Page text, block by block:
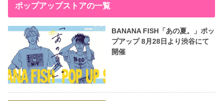
ポップアップストアの一覧
BANANA FISH「あの夏。」ポッ
プアップ 8月28日より渋谷にて
開催